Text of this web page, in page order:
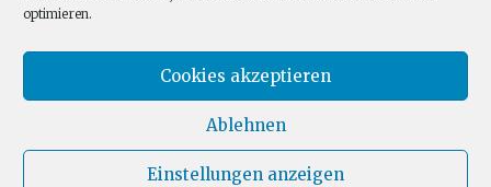
optimieren.
Cookies akzeptieren
Ablehnen
Einstellungen anzeigen
Copyright © 2026Families for Future Fürth. Alle Rechte
vorbehalten. Theme:Radiatevon ThemeGrill. Präsentiert von